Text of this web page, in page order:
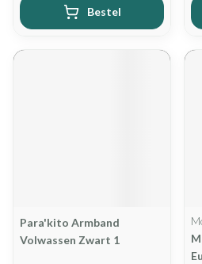
Bestel
Para'kito Armband
Volwassen Zwart 1